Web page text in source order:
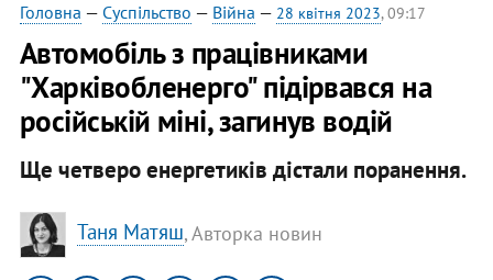
Головна — Суспільство — Війна — 28 квітня 2023, 09:17
Автомобіль з працівниками
"Харківобленерго" підірвався на
російській міні, загинув водій
Ще четверо енергетиків дістали поранення.
Таня Матяш, Авторка новин